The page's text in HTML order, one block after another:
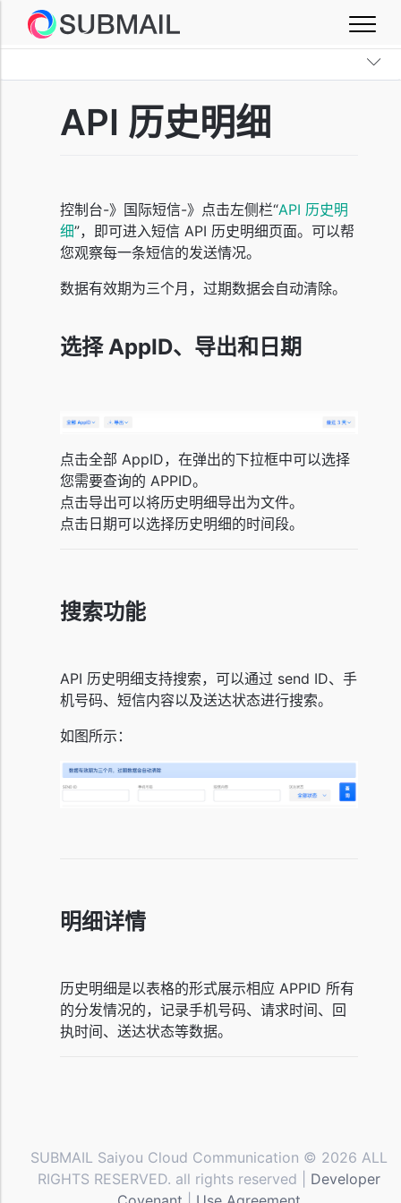
API 历史明细
控制台-》国际短信-》点击左侧栏“API 历史明
细”，即可进入短信 API 历史明细页面。可以帮
您观察每一条短信的发送情况。
数据有效期为三个月，过期数据会自动清除。
选择 AppID、导出和日期
点击全部 AppID，在弹出的下拉框中可以选择
您需要查询的 APPID。
点击导出可以将历史明细导出为文件。
点击日期可以选择历史明细的时间段。
搜索功能
API 历史明细支持搜索，可以通过 send ID、手
机号码、短信内容以及送达状态进行搜索。
如图所示：
明细详情
历史明细是以表格的形式展示相应 APPID 所有
的分发情况的，记录手机号码、请求时间、回
执时间、送达状态等数据。
SUBMAIL Saiyou Cloud Communication © 2026 ALL
RIGHTS RESERVED. all rights reserved | Developer